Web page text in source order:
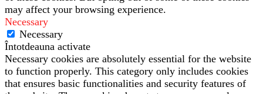
may affect your browsing experience.
Necessary
Necessary
Întotdeauna activate
Necessary cookies are absolutely essential for the website
to function properly. This category only includes cookies
that ensures basic functionalities and security features of